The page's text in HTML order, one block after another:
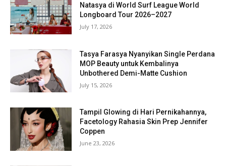
Natasya di World Surf League World
Longboard Tour 2026–2027
July 17, 2026
Tasya Farasya Nyanyikan Single Perdana
MOP Beauty untuk Kembalinya
Unbothered Demi-Matte Cushion
July 15, 2026
Tampil Glowing di Hari Pernikahannya,
Facetology Rahasia Skin Prep Jennifer
Coppen
June 23, 2026